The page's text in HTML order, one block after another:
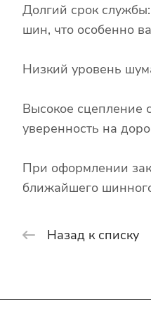
Долгий срок службы:
шин, что особенно
Низкий уровень
Высокое сцепление
уверенность на
При оформлении
ближайшего
Назад к списку